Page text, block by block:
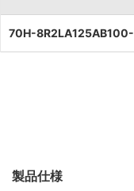
70H-
製品仕様